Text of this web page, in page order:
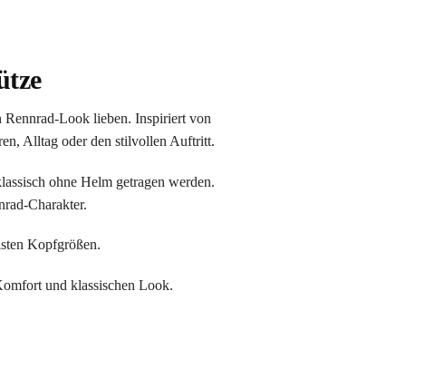
Rennrad-Look lieben. Inspiriert von
Alltag oder den stilvollen Auftritt.
ohne Helm getragen werden.
Charakter.
Kopfgrößen.
und klassischen Look.